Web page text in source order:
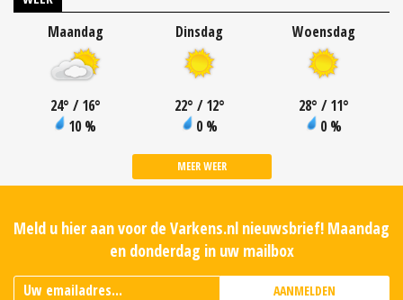
Maandag
24° / 16°
10 %
Dinsdag
22° / 12°
0 %
Woensdag
28° / 11°
0 %
MEER WEER
Meld u hier aan voor de Varkens.nl nieuwsbrief! Maandag
en donderdag in uw mailbox
AANMELDEN